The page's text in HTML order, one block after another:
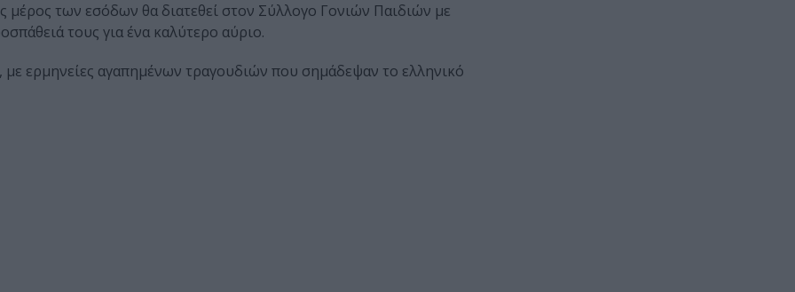
των εσόδων θα διατεθεί στον Σύλλογο Γονιών Παιδιών με
τους για ένα καλύτερο αύριο.
ερμηνείες αγαπημένων τραγουδιών που σημάδεψαν το ελληνικό